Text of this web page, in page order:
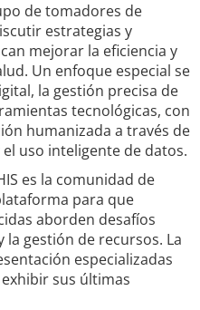
de tomadores de
estrategias y
mejorar la eficiencia y
Un enfoque especial se
la gestión precisa de
tecnológicas, con
humanizada a través de
uso inteligente de datos.
es la comunidad de
para que
aborden desafíos
gestión de recursos. La
especializadas
sus últimas